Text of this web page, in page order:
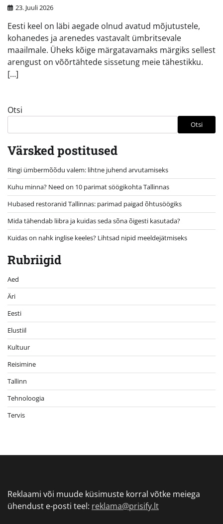
23. Juuli 2026
Eesti keel on läbi aegade olnud avatud mõjutustele,
kohanedes ja arenedes vastavalt ümbritsevale
maailmale. Üheks kõige märgatavamaks märgiks sellest
arengust on võõrtähtede sissetung meie tähestikku.
[…]
Otsi
Otsi
Värsked postitused
Ringi ümbermõõdu valem: lihtne juhend arvutamiseks
Kuhu minna? Need on 10 parimat söögikohta Tallinnas
Hubased restoranid Tallinnas: parimad paigad õhtusöögiks
Mida tähendab liibra ja kuidas seda sõna õigesti kasutada?
Kuidas on nahk inglise keeles? Lihtsad nipid meeldejätmiseks
Rubriigid
Aed
Äri
Eesti
Elustiil
Kultuur
Reisimine
Tallinn
Tehnoloogia
Tervis
Reklaami või muude küsimuste korral võtke meiega
ühendust e-posti teel: reklama@prisify.lt